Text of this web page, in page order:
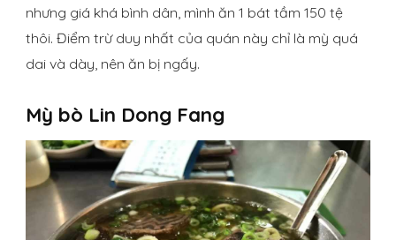
nhưng giá khá bình dân, mình ăn 1 bát tầm 150 tệ
thôi. Điểm trừ duy nhất của quán này chỉ là mỳ quá
dai và dày, nên ăn bị ngấy.
Mỳ bò Lin Dong Fang